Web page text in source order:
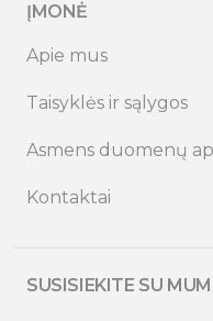
ĮMONĖ
Apie mus
Taisyklės ir sąlygos
Asmens duomenų
Kontaktai
SUSISIEKITE SU